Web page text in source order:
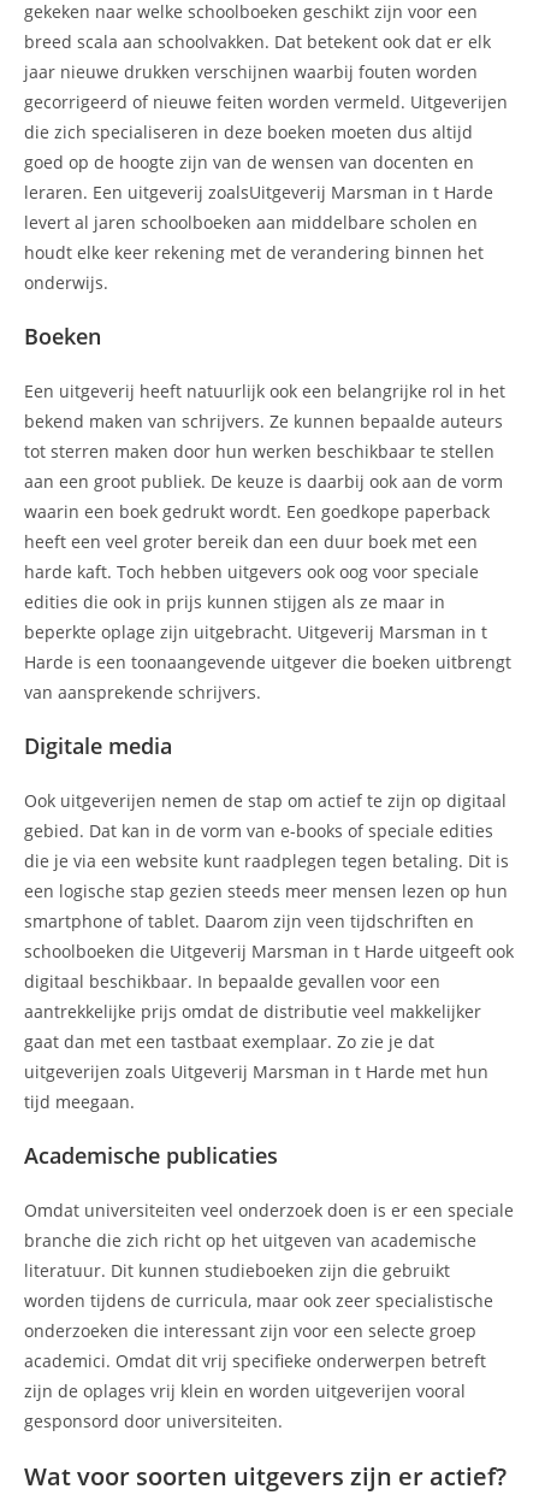
gekeken naar welke schoolboeken geschikt zijn voor een
breed scala aan schoolvakken. Dat betekent ook dat er elk
jaar nieuwe drukken verschijnen waarbij fouten worden
gecorrigeerd of nieuwe feiten worden vermeld. Uitgeverijen
die zich specialiseren in deze boeken moeten dus altijd
goed op de hoogte zijn van de wensen van docenten en
leraren. Een uitgeverij zoalsUitgeverij Marsman in t Harde
levert al jaren schoolboeken aan middelbare scholen en
houdt elke keer rekening met de verandering binnen het
onderwijs.
Boeken
Een uitgeverij heeft natuurlijk ook een belangrijke rol in het
bekend maken van schrijvers. Ze kunnen bepaalde auteurs
tot sterren maken door hun werken beschikbaar te stellen
aan een groot publiek. De keuze is daarbij ook aan de vorm
waarin een boek gedrukt wordt. Een goedkope paperback
heeft een veel groter bereik dan een duur boek met een
harde kaft. Toch hebben uitgevers ook oog voor speciale
edities die ook in prijs kunnen stijgen als ze maar in
beperkte oplage zijn uitgebracht. Uitgeverij Marsman in t
Harde is een toonaangevende uitgever die boeken uitbrengt
van aansprekende schrijvers.
Digitale media
Ook uitgeverijen nemen de stap om actief te zijn op digitaal
gebied. Dat kan in de vorm van e-books of speciale edities
die je via een website kunt raadplegen tegen betaling. Dit is
een logische stap gezien steeds meer mensen lezen op hun
smartphone of tablet. Daarom zijn veen tijdschriften en
schoolboeken die Uitgeverij Marsman in t Harde uitgeeft ook
digitaal beschikbaar. In bepaalde gevallen voor een
aantrekkelijke prijs omdat de distributie veel makkelijker
gaat dan met een tastbaat exemplaar. Zo zie je dat
uitgeverijen zoals Uitgeverij Marsman in t Harde met hun
tijd meegaan.
Academische publicaties
Omdat universiteiten veel onderzoek doen is er een speciale
branche die zich richt op het uitgeven van academische
literatuur. Dit kunnen studieboeken zijn die gebruikt
worden tijdens de curricula, maar ook zeer specialistische
onderzoeken die interessant zijn voor een selecte groep
academici. Omdat dit vrij specifieke onderwerpen betreft
zijn de oplages vrij klein en worden uitgeverijen vooral
gesponsord door universiteiten.
Wat voor soorten uitgevers zijn er actief?